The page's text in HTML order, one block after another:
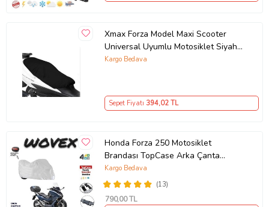
Xmax Forza Model Maxi Scooter
Universal Uyumlu Motosiklet Siyah
Sele Kılıfı Motor Koltuk Brandası
Kargo Bedava
Sepet Fiyatı 394,02 TL
Honda Forza 250 Motosiklet
Brandası TopCase Arka Çanta
Uyumlu Branda,Örtü
(13)
Kargo Bedava
790,00 TL